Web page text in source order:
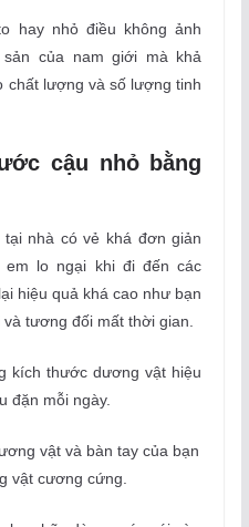
hay nhỏ điều không ảnh
của nam giới mà khả
chất lượng và số lượng tinh
cậu nhỏ bằng
nhà có vẻ khá đơn giản
lo ngại khi đi đến các
hiệu quả khá cao như bạn
tương đối mất thời gian.
kích thước dương vật hiệu
đặn mỗi ngày.
vật và bàn tay của bạn
vật cương cứng.